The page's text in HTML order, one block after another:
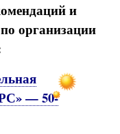
и
организации
— 50-